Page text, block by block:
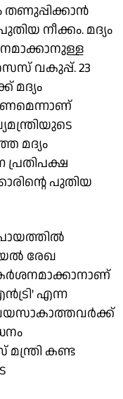
നീക്കം. മദ്യം
വകുപ്പ്. 23
മദ്യം
മദ്യം
പുതിയ
രേഖ
എന്ന
കണ്ട